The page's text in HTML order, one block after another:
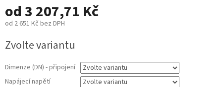
od3 207,71 Kč
od 2 651 Kč bez DPH
cena:
Zvolte variantu
Dimenze (DN) - připojení
Napájecí napětí